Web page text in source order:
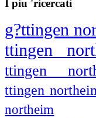
I piu 'ricercati
g?ttingen
ttingen
ttingen
ttingen
northeim